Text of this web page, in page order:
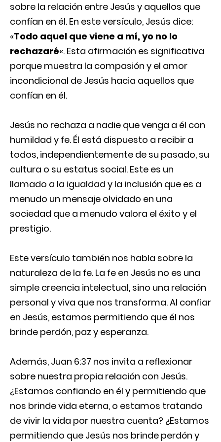
sobre la relación entre Jesús y aquellos que
confían en él. En este versículo, Jesús dice:
«Todo aquel que viene a mí, yo no lo
rechazaré«. Esta afirmación es significativa
porque muestra la compasión y el amor
incondicional de Jesús hacia aquellos que
confían en él.
Jesús no rechaza a nadie que venga a él con
humildad y fe. Él está dispuesto a recibir a
todos, independientemente de su pasado, su
cultura o su estatus social. Este es un
llamado a la igualdad y la inclusión que es a
menudo un mensaje olvidado en una
sociedad que a menudo valora el éxito y el
prestigio.
Este versículo también nos habla sobre la
naturaleza de la fe. La fe en Jesús no es una
simple creencia intelectual, sino una relación
personal y viva que nos transforma. Al confiar
en Jesús, estamos permitiendo que él nos
brinde perdón, paz y esperanza.
Además, Juan 6:37 nos invita a reflexionar
sobre nuestra propia relación con Jesús.
¿Estamos confiando en él y permitiendo que
nos brinde vida eterna, o estamos tratando
de vivir la vida por nuestra cuenta? ¿Estamos
permitiendo que Jesús nos brinde perdón y